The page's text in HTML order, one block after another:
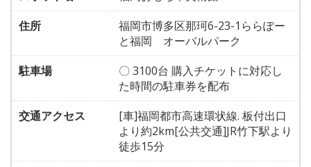
住所
福岡市博多区那珂6-23-1ららぽー
と福岡 オーバルパーク
駐車場
〇 3100台 購入チケットに対応し
た時間の駐車券を配布
交通アクセス
[車]福岡都市高速環状線. 板付出口
より約2km[公共交通]JR竹下駅より
徒歩15分